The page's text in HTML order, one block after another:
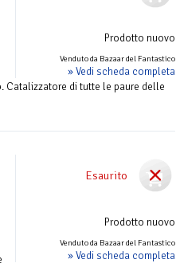
Prodotto nuovo
Venduto da Bazaar del Fantastico
» Vedi scheda completa
Catalizzatore di tutte le paure delle
Esaurito
Prodotto nuovo
Venduto da Bazaar del Fantastico
» Vedi scheda completa